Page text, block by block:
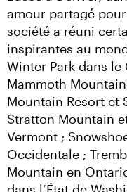
amour partagé
société a réuni
inspirantes au
Winter Park dans le
Mammoth
Mountain Resort et
Stratton Mountain
Vermont ;
Occidentale ;
Mountain en